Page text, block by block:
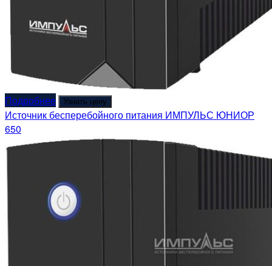
Подробнее Узнать цену
Источник бесперебойного питания ИМПУЛЬС ЮНИОР
650